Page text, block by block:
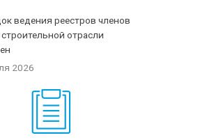
ведения реестров членов
отрасли
2026